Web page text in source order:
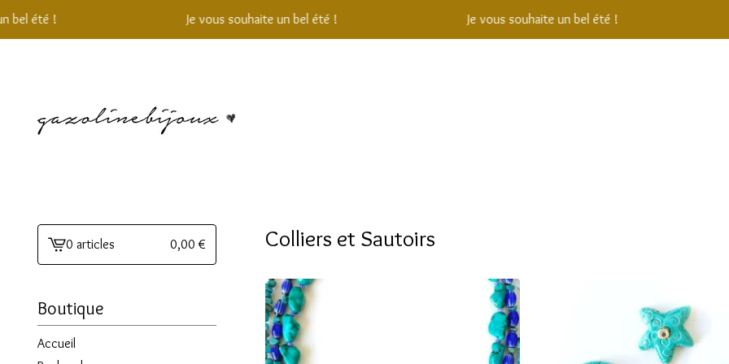
Je vous souhaite un bel été ! Je vous souhaite un bel été !
Voir
-
0 articles 0,00€
Boutique
Accueil
Colliers et Sautoirs